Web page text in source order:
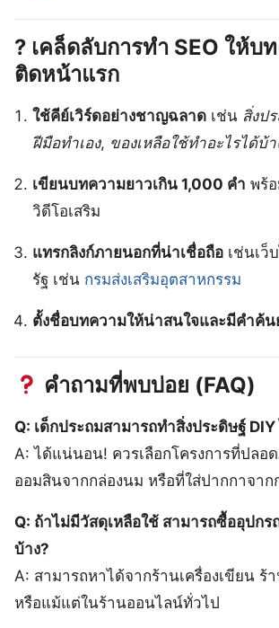
? เคล็ดลับการทำ SEO ให้บ
ติดหน้าแรก
ใช้คีย์เวิร์ดอย่างชาญฉลาด เช่น สิ่งป
ฝีมือทำเอง, ของเหลือใช้ทำอะไรได้บ้า
เขียนบทความยาวเกิน 1,000 คำ พร้
วิดีโอเสริม
แทรกลิงก์ภายนอกที่น่าเชื่อถือ เช่นเว็
รัฐ เช่น กรมส่งเสริมอุตสาหกรรม
ตั้งชื่อบทความให้น่าสนใจและมีคำค้
คำถามที่พบบ่อย (FAQ)
Q: เด็กประถมสามารถทำสิ่งประดิษฐ์
A: ได้แน่นอน! ควรเลือกโครงการที่ปลอ
ออมสินจากกล่องนม หรือที่ใส่ปากกาจาก
Q: ถ้าไม่มีวัสดุเหลือใช้ สามารถซื้ออุปก
บ้าง?
A: สามารถหาได้จากร้านเครื่องเขียน ร้
หรือแม้แต่ในร้านออนไลน์ทั่วไป